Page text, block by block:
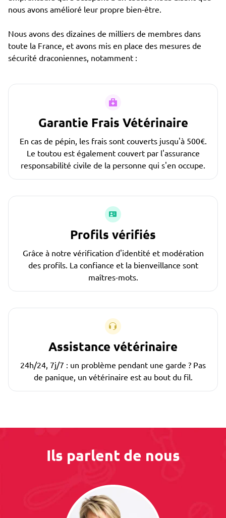
nous avons amélioré leur propre bien-être.
Nous avons des dizaines de milliers de membres dans
toute la France, et avons mis en place des mesures de
sécurité draconiennes, notamment :
Garantie Frais Vétérinaire
En cas de pépin, les frais sont couverts jusqu'à 500€.
Le toutou est également couvert par l'assurance
responsabilité civile de la personne qui s'en occupe.
Profils vérifiés
Grâce à notre vérification d'identité et modération
des profils. La confiance et la bienveillance sont
maîtres-mots.
Assistance vétérinaire
24h/24, 7j/7 : un problème pendant une garde ? Pas
de panique, un vétérinaire est au bout du fil.
Ils parlent de nous